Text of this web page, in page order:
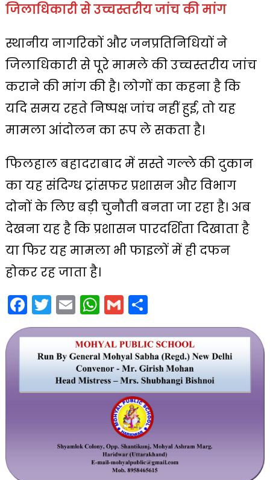
जिलाधिकारी से उच्चस्तरीय जांच की मांग
स्थानीय नागरिकों और जनप्रतिनिधियों ने
जिलाधिकारी से पूरे मामले की उच्चस्तरीय जांच
कराने की मांग की है। लोगों का कहना है कि
यदि समय रहते निष्पक्ष जांच नहीं हुई, तो यह
मामला आंदोलन का रूप ले सकता है।
फिलहाल बहादराबाद में सस्ते गल्ले की दुकान
का यह संदिग्ध ट्रांसफर प्रशासन और विभाग
दोनों के लिए बड़ी चुनौती बनता जा रहा है। अब
देखना यह है कि प्रशासन पारदर्शिता दिखाता है
या फिर यह मामला भी फाइलों में ही दफन
होकर रह जाता है।
Facebook
Twitter
EmailWhatsApp
GmailShare